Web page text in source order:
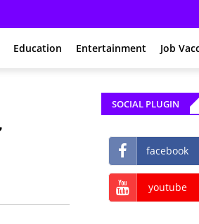
Education Entertainment Job
SOCIAL PLUGIN
facebook
youtube